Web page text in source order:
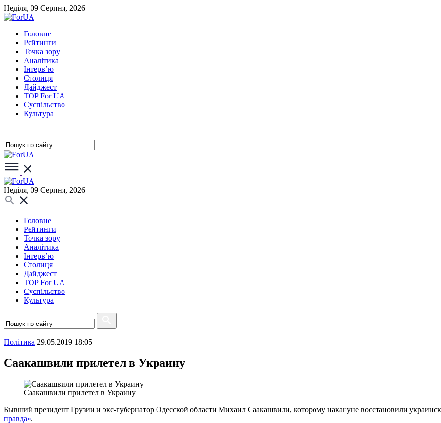
Неділя, 09 Серпня, 2026
Головне
Рейтинги
Точка зору
Аналітика
Інтерв’ю
Столиця
Дайджест
TOP For UA
Суспiльство
Культура
Неділя, 09 Серпня, 2026
Головне
Рейтинги
Точка зору
Аналітика
Інтерв’ю
Столиця
Дайджест
TOP For UA
Суспiльство
Культура
Полiтика 29.05.2019 18:05
Саакашвили прилетел в Украину
Саакашвили прилетел в Украину
Бывший президент Грузии и экс-губернатор Одесской области Михаил Саакашвили, которому накануне восстановили
правда».